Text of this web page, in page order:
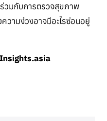
ร่วมกับการตรวจสุขภาพ
วามง่วงอาจมีอะไรซ่อนอยู่